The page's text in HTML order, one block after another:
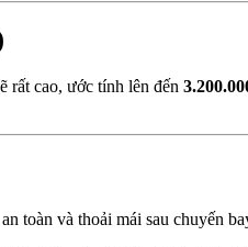
rất cao, ước tính lên đến
toàn và thoải mái sau chuyến